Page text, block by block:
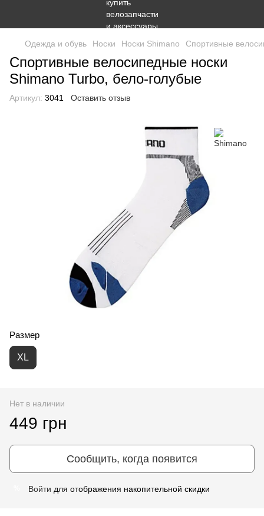
Одежда и обувь Носки Носки Shimano Спортивные
Спортивные велосипедные носки
Shimano Turbo, бело-голубые
Артикул: 3041 Оставить отзыв
Размер
XL
Нет в наличии
449 грн
Сообщить, когда появится
Войти для отображения накопительной скидки